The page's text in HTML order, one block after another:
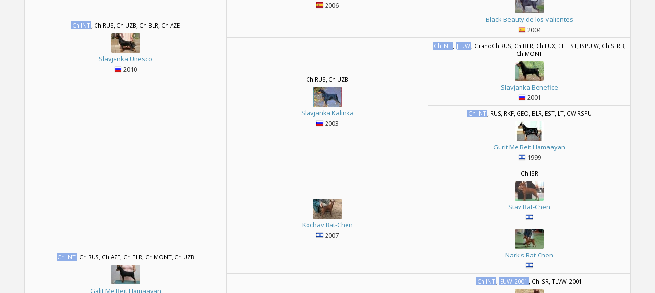
Ch INT , Ch RUS, Ch UZB, Ch BLR, Ch AZE
Slavjanka Unesco
2010
2006
Black-Beauty de los Valientes
2004
Ch RUS, Ch UZB
Slavjanka Kalinka
2003
Ch INT JEUW , GrandCh RUS, Ch BLR, Ch LUX, CH EST, ISPU W, Ch SERB,
Ch MONT
Slavjanka Benefice
2001
Ch INT , RUS, RKF, GEO, BLR, EST, LT, CW RSPU
Gurit Me Beit Hamaayan
1999
Ch INT , Ch RUS, Ch AZE, Ch BLR, Ch MONT, Ch UZB
Galit Me Beit Hamaayan
Kochav Bat-Chen
2007
Ch ISR
Stav Bat-Chen
Narkis Bat-Chen
Ch INT EUW-2001 , Ch ISR, TLVW-2001